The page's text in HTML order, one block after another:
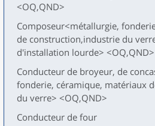
<OQ,QND>
Composeur<métallurgie,
de construction,industrie du
d'installation lourde> <OQ,QND>
Conducteur de broyeur, de
fonderie, céramique, matériaux
du verre> <OQ,QND>
Conducteur de four